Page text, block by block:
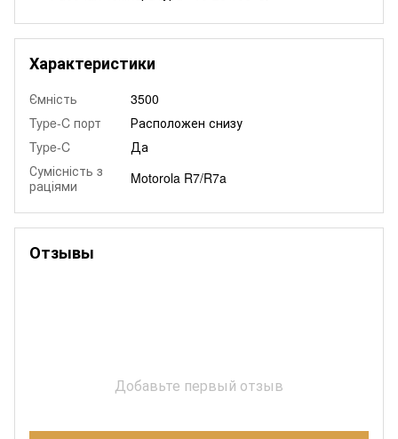
Характеристики
Ємність
3500
Type-C порт
Расположен снизу
Type-C
Да
Сумісність з
раціями
Motorola R7/R7a
Отзывы
Добавьте первый отзыв